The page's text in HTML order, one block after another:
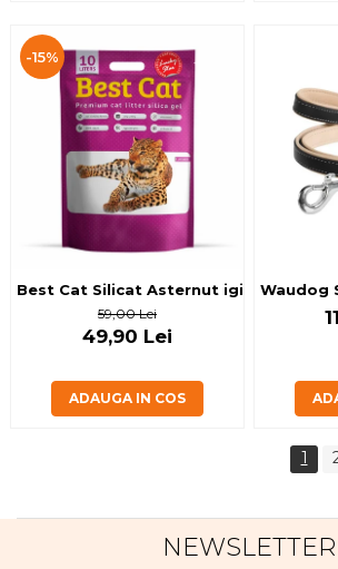
-15%
Best Cat Silicat Asternut igienic pisici,
59,00 Lei
49,90 Lei
ADAUGA IN COS
Waudog
1
NEWSLETTER